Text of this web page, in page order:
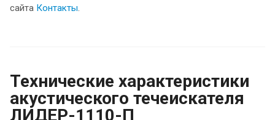
сайта Контакты.
Технические характеристики
акустического течеискателя
ЛИДЕР-1110-П